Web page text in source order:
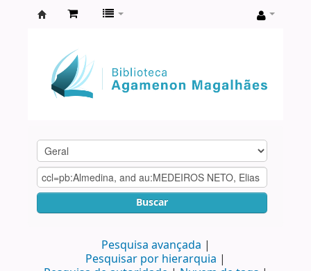
Agamenon
Magalhães
Buscar
Pesquisa avançada
Pesquisar por hierarquia